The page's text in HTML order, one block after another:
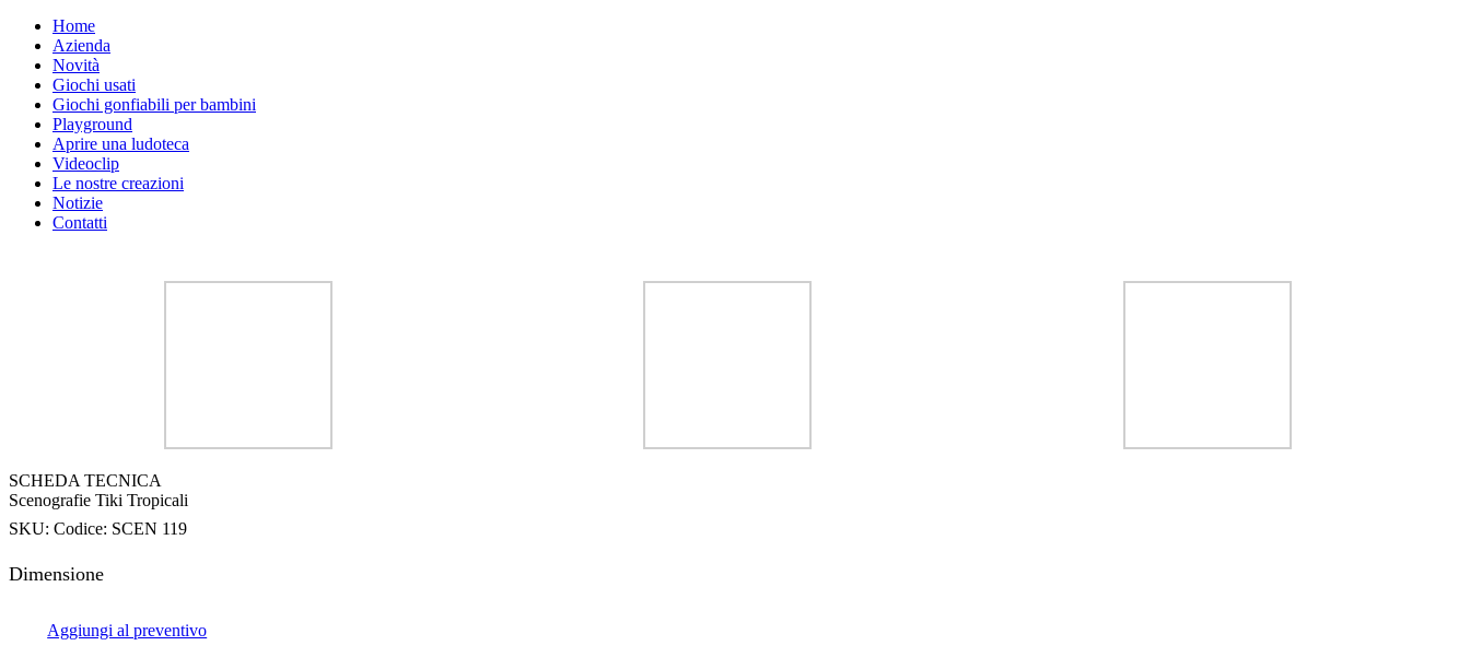
Home
Azienda
Novità
Giochi usati
Giochi gonfiabili per bambini
Playground
Aprire una ludoteca
Videoclip
Le nostre creazioni
Notizie
Contatti
SCHEDA TECNICA
Scenografie Tiki Tropicali
SKU: Codice: SCEN 119
Dimensione
Aggiungi al preventivo